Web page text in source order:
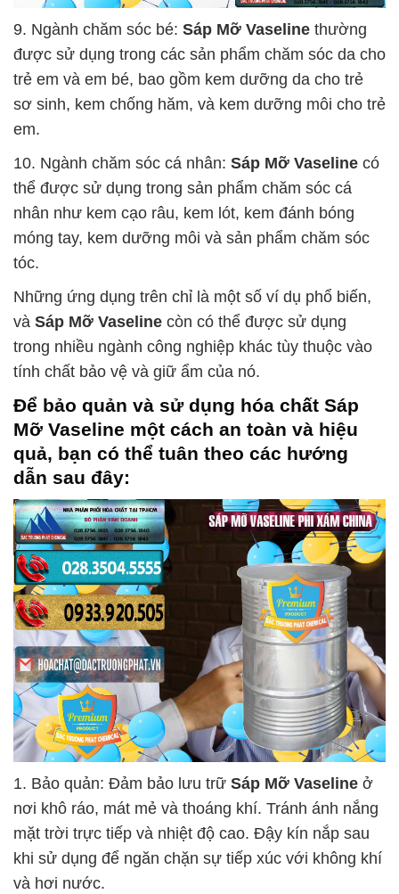
9. Ngành chăm sóc bé: Sáp Mỡ Vaseline thường
được sử dụng trong các sản phẩm chăm sóc da cho
trẻ em và em bé, bao gồm kem dưỡng da cho trẻ
sơ sinh, kem chống hăm, và kem dưỡng môi cho trẻ
em.
10. Ngành chăm sóc cá nhân: Sáp Mỡ Vaseline có
thể được sử dụng trong sản phẩm chăm sóc cá
nhân như kem cạo râu, kem lót, kem đánh bóng
móng tay, kem dưỡng môi và sản phẩm chăm sóc
tóc.
Những ứng dụng trên chỉ là một số ví dụ phổ biến,
và Sáp Mỡ Vaseline còn có thể được sử dụng
trong nhiều ngành công nghiệp khác tùy thuộc vào
tính chất bảo vệ và giữ ẩm của nó.
Để bảo quản và sử dụng hóa chất Sáp
Mỡ Vaseline một cách an toàn và hiệu
quả, bạn có thể tuân theo các hướng
dẫn sau đây:
1. Bảo quản: Đảm bảo lưu trữ Sáp Mỡ Vaseline ở
nơi khô ráo, mát mẻ và thoáng khí. Tránh ánh nắng
mặt trời trực tiếp và nhiệt độ cao. Đậy kín nắp sau
khi sử dụng để ngăn chặn sự tiếp xúc với không khí
và hơi nước.